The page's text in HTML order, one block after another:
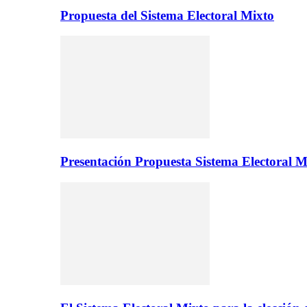
Propuesta del Sistema Electoral Mixto
Presentación Propuesta Sistema Electoral